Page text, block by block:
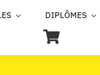
DIPLÔMES